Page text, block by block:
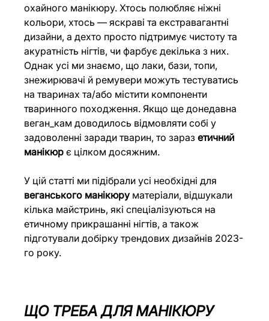
охайного манікюру. Хтось полюбляє ніжні
кольори, хтось — яскраві та екстравагантні
дизайни, а дехто просто підтримує чистоту та
акуратність нігтів, чи фарбує декілька з них.
Однак усі ми знаємо, що лаки, бази, топи,
знежирювачі й ремувери можуть тестуватись
на тваринах та/або містити компоненти
тваринного походження. Якщо ще донедавна
веган_кам доводилось відмовляти собі у
задоволенні заради тварин, то зараз етичний
манікюр є цілком досяжним.
У цій статті ми підібрали усі необхідні для
веганського манікюру матеріали, відшукали
кілька майстринь, які спеціалізуються на
етичному прикрашанні нігтів, а також
підготували добірку трендових дизайнів 2023-
го року.
ЩО ТРЕБА ДЛЯ МАНІКЮРУ